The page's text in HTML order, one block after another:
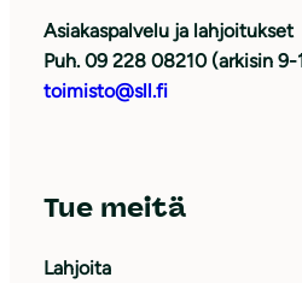
Asiakaspalvelu ja lahjoitukset
Puh. 09 228 08210 (arkisin 9-
toimisto@sll.fi
Tue meitä
Lahjoita